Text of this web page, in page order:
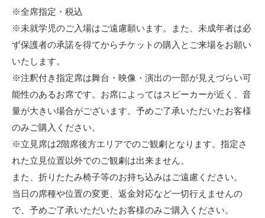
※全席指定・税込
※未就学児のご入場はご遠慮願います。また、未成年者は必
ず保護者の承諾を得てからチケットの購入とご来場をお願い
いたします。
※注釈付き指定席は舞台・映像・演出の一部が見えづらい可
能性のあるお席です。お席によってはスピーカーが近く、音
量が大きい場合がございます。予めご了承いただいたお客様
のみご購入ください。
※立見席は2階席後方エリアでのご観劇となります。指定さ
れた立見位置以外でのご観劇は出来ません。
また、折りたたみ椅子等のお持ち込みはご遠慮ください。
当日の席種や位置の変更、返金対応など一切行えませんの
で、予めご了承いただいたお客様のみご購入ください。